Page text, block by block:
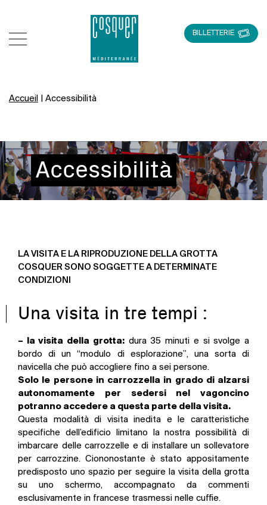
BILLETTERIE
Accueil Accessibilità
Accessibilità
LA VISITA E LA RIPRODUZIONE DELLA GROTTA
COSQUER SONO SOGGETTE A DETERMINATE
CONDIZIONI
Una visita in tre tempi :
– la visita della grotta:dura 35 minuti e si svolge a
bordo di un “modulo di esplorazione”, una sorta di
navicella che può accogliere fino a sei persone.
Solo le persone in carrozzella in grado di alzarsi
autonomamente per sedersi nel vagoncino
potranno accedere a questa parte della visita.
Questa modalitàdi visitainedita e le caratteristiche
specifiche dell’edificio limitano la nostra possibilità di
imbarcare delle carrozzelle e di installare un sollevatore
per carrozzine. Ciononostante è stato appositamente
predisposto uno spazio per seguire la visita della grotta
su uno schermo, accompagnato da commenti
esclusivamente in francese trasmessi nelle cuffie.